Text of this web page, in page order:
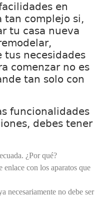
en
tan complejo si,
tu casa nueva
necesidades
comenzar no es
tan solo con
funcionalidades
debes tener
¿Por qué?
con los aparatos que
necesariamente no debe ser